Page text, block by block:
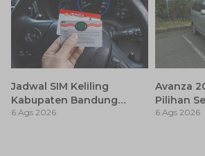
Jadwal SIM Keliling
Kabupaten Bandung
Terbaru 2026 dan
6 Ags 2026
Avanza
Pilihan
Harga
6 Ags 2026